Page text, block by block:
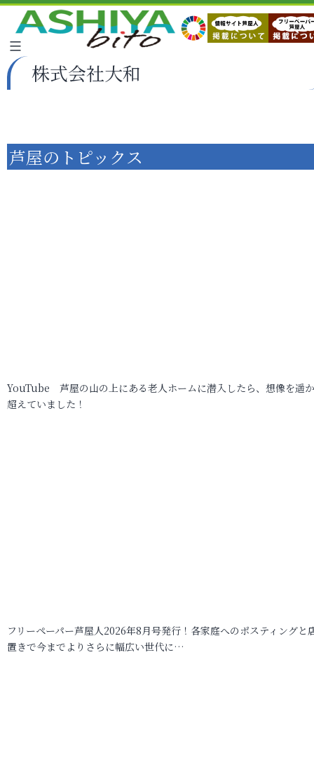
株式会社大和
芦屋のトピックス
YouTube 芦屋の山の上にある老人ホームに潜入したら、想像を遥
超えていました！
フリーペーパー芦屋人2026年8月号発行！各家庭へのポスティングと
置きで今までよりさらに幅広い世代に…